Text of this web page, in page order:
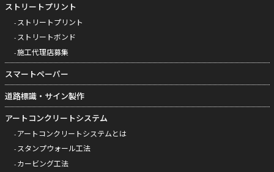
ストリートプリント
ストリートプリント
ストリートボンド
施工代理店募集
スマートペーパー
道路標識・サイン製作
アートコンクリートシステム
アートコンクリートシステムとは
スタンプウォール工法
カービング工法